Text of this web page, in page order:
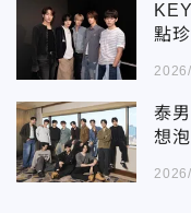
點
泰
想